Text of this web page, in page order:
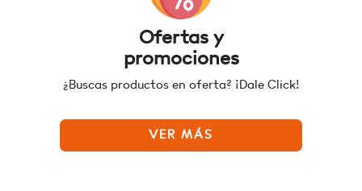
Ofertas y
promociones
¿Buscas productos en oferta? ¡Dale Click!
VER MÁS